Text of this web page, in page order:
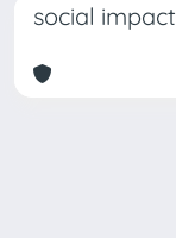
social impact